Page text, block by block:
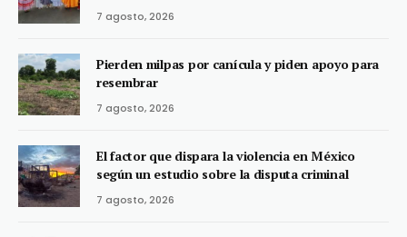
7 agosto, 2026
Pierden milpas por canícula y piden apoyo para
resembrar
7 agosto, 2026
El factor que dispara la violencia en México
según un estudio sobre la disputa criminal
7 agosto, 2026